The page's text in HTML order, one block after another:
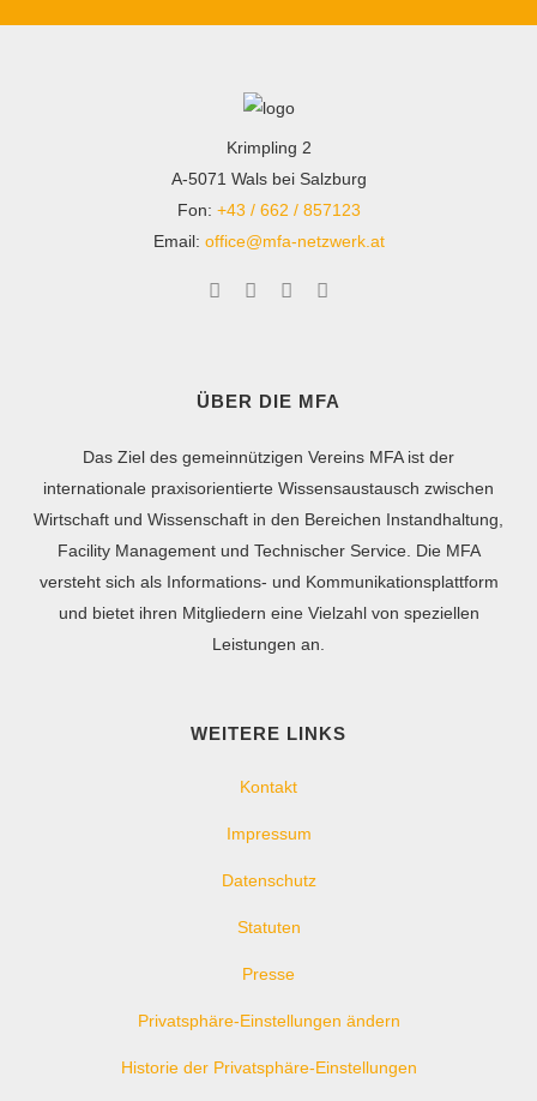
Krimpling 2
A-5071 Wals bei Salzburg
Fon: +43 / 662 / 857123
Email: office@mfa-netzwerk.at
ÜBER DIE MFA
Das Ziel des gemeinnützigen Vereins MFA ist der
internationale praxisorientierte Wissensaustausch zwischen
Wirtschaft und Wissenschaft in den Bereichen Instandhaltung,
Facility Management und Technischer Service. Die MFA
versteht sich als Informations- und Kommunikationsplattform
und bietet ihren Mitgliedern eine Vielzahl von speziellen
Leistungen an.
WEITERE LINKS
Kontakt
Impressum
Datenschutz
Statuten
Presse
Privatsphäre-Einstellungen ändern
Historie der Privatsphäre-Einstellungen